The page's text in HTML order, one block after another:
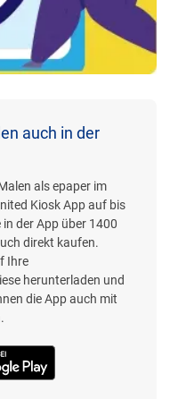
auch in der
als epaper im
Kiosk App auf bis
der App über 1400
direkt kaufen.
Ihre
herunterladen und
die App auch mit